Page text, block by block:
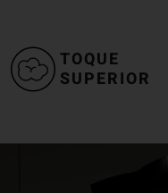
TOQUE
SUPERIOR